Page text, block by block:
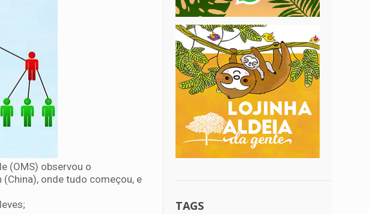
(OMS) observou o
onde tudo começou, e
TAGS